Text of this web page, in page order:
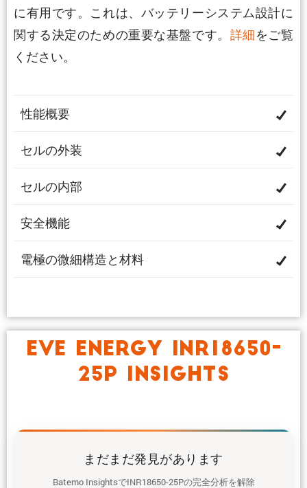
に有用です。これは、バッテリーシステム設計に
関する決定のための重要な基盤です。 詳細をご覧
ください。
性能概要
セルの外装
セルの内部
安全機能
電極の微細構造と材料
EVE ENERGY INR18650-
25P INSIGHTS
まだまだ発見があります
Batemo InsightsでINR18650-25Pの完全分析を解除